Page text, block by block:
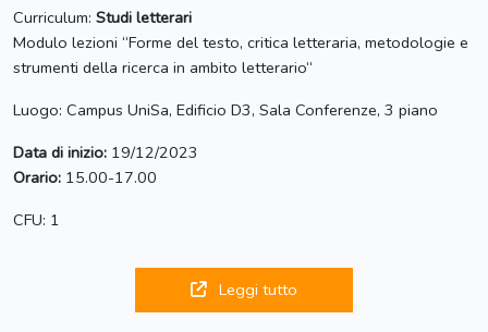
Curriculum: Studi letterari
Modulo lezioni “Forme del testo, critica letteraria, metodologie e
strumenti della ricerca in ambito letterario“
Luogo: Campus UniSa, Edificio D3, Sala Conferenze, 3 piano
Data di inizio: 19/12/2023
Orario: 15.00-17.00
CFU: 1
Leggi tutto